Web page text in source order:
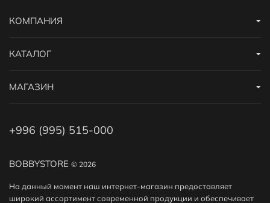
BOBBYSTORE © 2026
На данный момент наш интернет-магазин предоставляет
широкий ассортимент современной продукции и обеспечивает
КОМПАНИЯ
КАТАЛОГ
МАГАЗИН
+996 (995) 515-000